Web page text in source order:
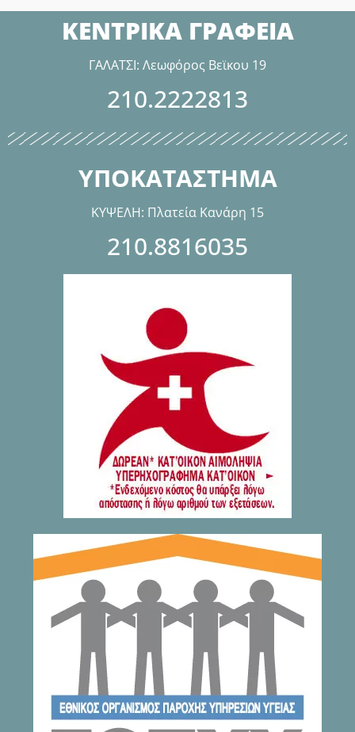
ΚΕΝΤΡΙΚΑ ΓΡΑΦΕΙΑ
ΓΑΛΑΤΣΙ: Λεωφόρος Βεϊκου 19
210.2222813
ΥΠΟΚΑΤΑΣΤΗΜΑ
ΚΥΨΕΛΗ: Πλατεία Κανάρη 15
210.8816035